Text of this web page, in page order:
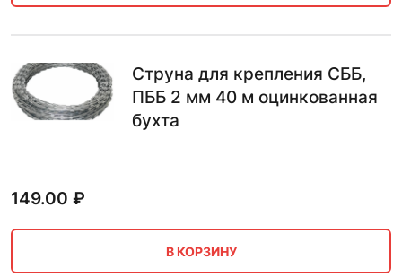
Струна для крепления СББ,
ПББ 2 мм 40 м оцинкованная
бухта
149.00 ₽
В КОРЗИНУ